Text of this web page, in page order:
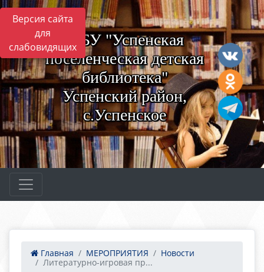
Версия сайта
для
слабовидящихМБУ "Успенская
поселенческая детская
библиотека"
Успенский район,
с.Успенское
Главная МЕРОПРИЯТИЯ
Новости
Литературно-игровая пр...